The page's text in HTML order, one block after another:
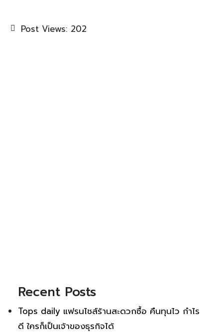
Post Views: 202
Recent Posts
Tops daily แฟรนไชส์ร้านสะดวกซื้อ คืนทุนไว กำไร
ดี ใครก็เป็นเจ้าของธุรกิจได้